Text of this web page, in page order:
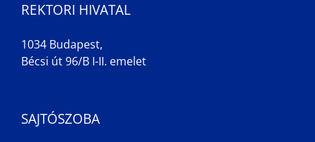
REKTORI HIVATAL
1034 Budapest,
Bécsi út 96/B I-II. emelet
SAJTÓSZOBA